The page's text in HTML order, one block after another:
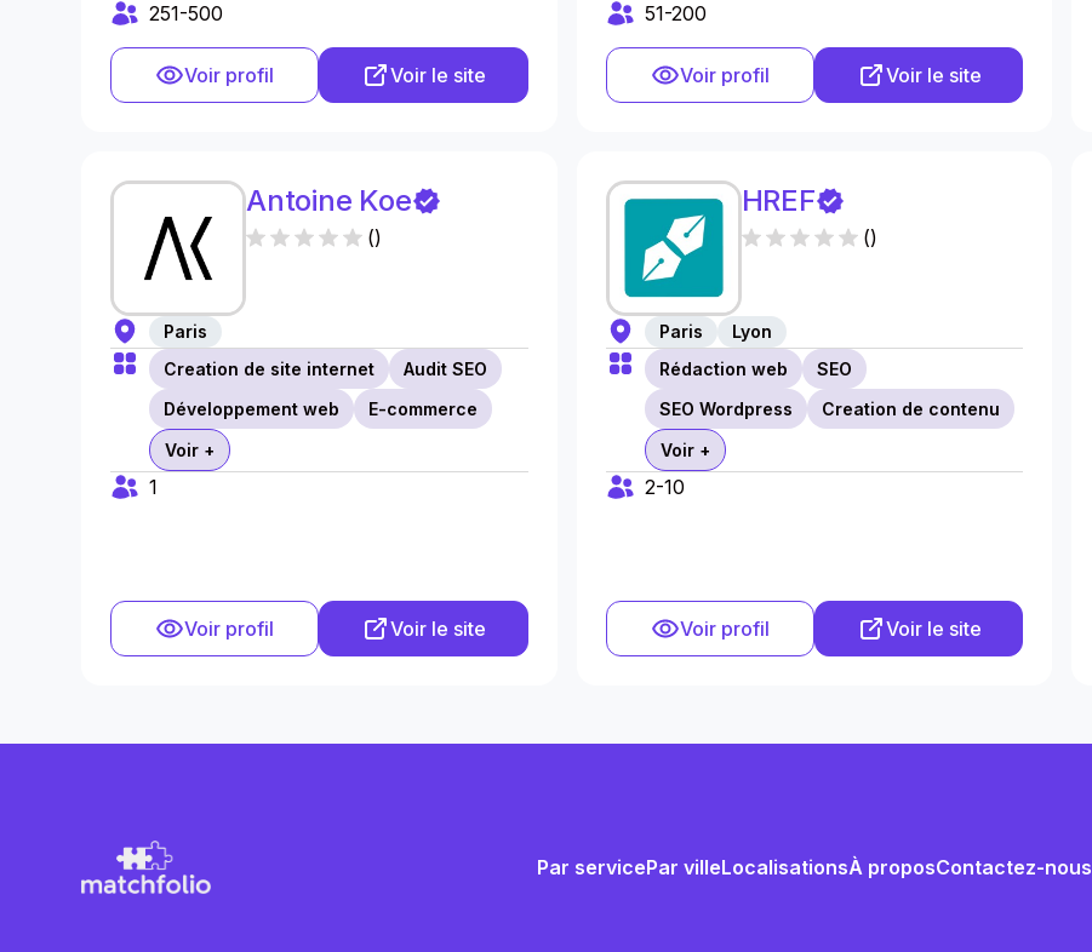
251-500
Voir profil Voir le site
51-200
Voir profil Voir le site
Antoine Koe
()
Paris
Creation de site internet
Audit SEO
Développement web
E-commerce
Voir +
1
Voir profil Voir le site
HREF
()
Paris
Lyon
Rédaction web
SEO
SEO Wordpress
Creation de contenu
Voir +
2-10
Voir profil Voir le site
Par servicePar villeLocalisationsÀ proposContactez-nous